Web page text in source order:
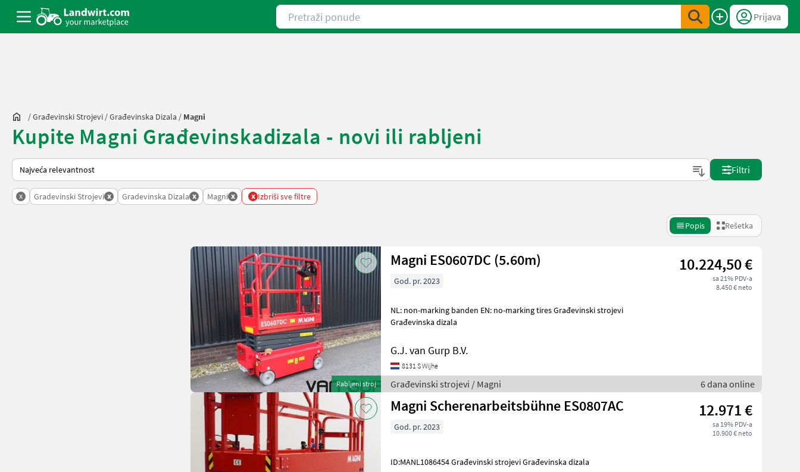
Pretraži ponude
Prijava
/Građevinski Strojevi /Građevinska Dizala / Magni
Kupite Magni Građevinskadizala - novi ili rabljeni
Tako se sortira na Landwirt.com
Filtri
x Gradevinski Strojevi x Gradevinska Dizala x Magni x x Izbriši sve filtre
Popis Rešetka
Rabljeni stroj
Magni ES0607DC (5.60m) 10.224,50 €
sa 21% PDV-a
8.450 € neto
God. pr. 2023
NL: non-marking banden EN: no-marking tires Građevinski strojevi
Građevinska dizala
G.J. van Gurp B.V.
8131 S Wijhe
Građevinski strojevi / Magni 6 dana online
Magni Scherenarbeitsbühne ES0807AC 12.971 €
sa 19% PDV-a
10.900 € neto
God. pr. 2023
ID:MANL1086454 Građevinski strojevi Građevinska dizala